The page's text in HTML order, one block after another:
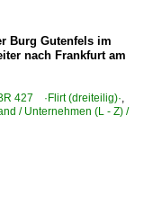
Burg Gutenfels im
nach Frankfurt am
427 ·Flirt (dreiteilig)·
/ Unternehmen (L - Z) /